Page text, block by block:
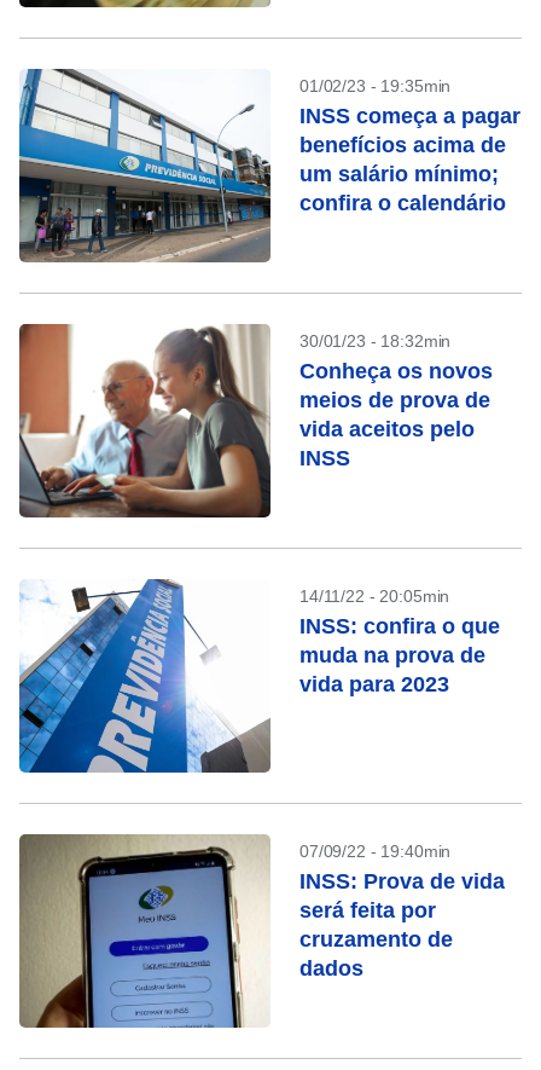
01/02/23 - 19:35min
INSS começa a pagar
benefícios acima de
um salário mínimo;
confira o calendário
30/01/23 - 18:32min
Conheça os novos
meios de prova de
vida aceitos pelo
INSS
14/11/22 - 20:05min
INSS: confira o que
muda na prova de
vida para 2023
07/09/22 - 19:40min
INSS: Prova de vida
será feita por
cruzamento de
dados